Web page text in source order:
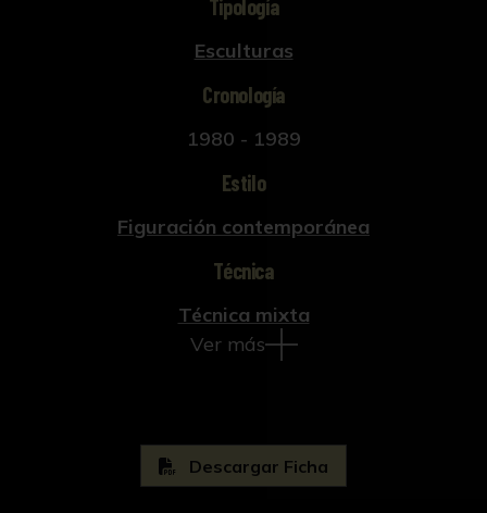
Tipología
Esculturas
Cronología
1980 - 1989
Estilo
Figuración contemporánea
Técnica
Técnica mixta
Ver más
Descargar Ficha